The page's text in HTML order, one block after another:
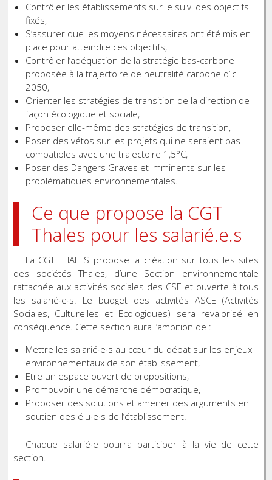
Contrôler les établissements sur le suivi des objectifs
fixés,
S’assurer que les moyens nécessaires ont été mis en
place pour atteindre ces objectifs,
Contrôler l’adéquation de la stratégie bas-carbone
proposée à la trajectoire de neutralité carbone d’ici
2050,
Orienter les stratégies de transition de la direction de
façon écologique et sociale,
Proposer elle-même des stratégies de transition,
Poser des vétos sur les projets qui ne seraient pas
compatibles avec une trajectoire 1,5°C,
Poser des Dangers Graves et Imminents sur les
problématiques environnementales.
Ce que propose la CGT
Thales pour les salarié.e.s
La CGT THALES propose la création sur tous les sites
des sociétés Thales, d’une Section environnementale
rattachée aux activités sociales des CSE et ouverte à tous
les salarié·e·s. Le budget des activités ASCE (Activités
Sociales, Culturelles et Ecologiques) sera revalorisé en
conséquence. Cette section aura l’ambition de :
Mettre les salarié·e·s au cœur du débat sur les enjeux
environnementaux de son établissement,
Etre un espace ouvert de propositions,
Promouvoir une démarche démocratique,
Proposer des solutions et amener des arguments en
soutien des élu·e·s de l’établissement.
Chaque salarié·e pourra participer à la vie de cette
section.